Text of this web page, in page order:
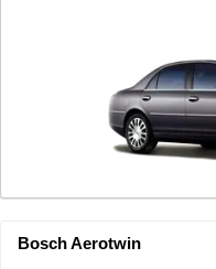
Bosch Aerotwin